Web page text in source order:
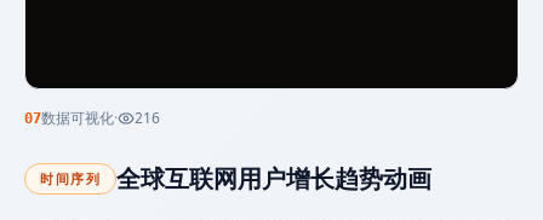
07数据可视化· 216
时间序列 全球互联网用户增长趋势动画